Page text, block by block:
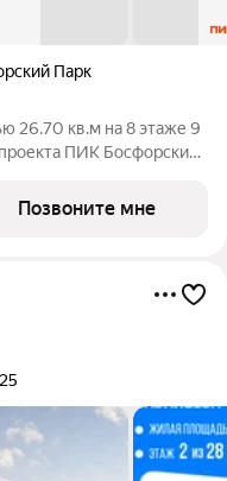
Парк
26.70 кв.м на 8 этаже 9
ПИК Босфорский
окна. Жилой квартал
Позвоните мне